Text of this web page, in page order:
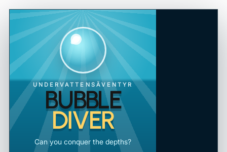
UNDERVATTENSÄVENTYR
BUBBLE
DIVER
Can you conquer the depths?